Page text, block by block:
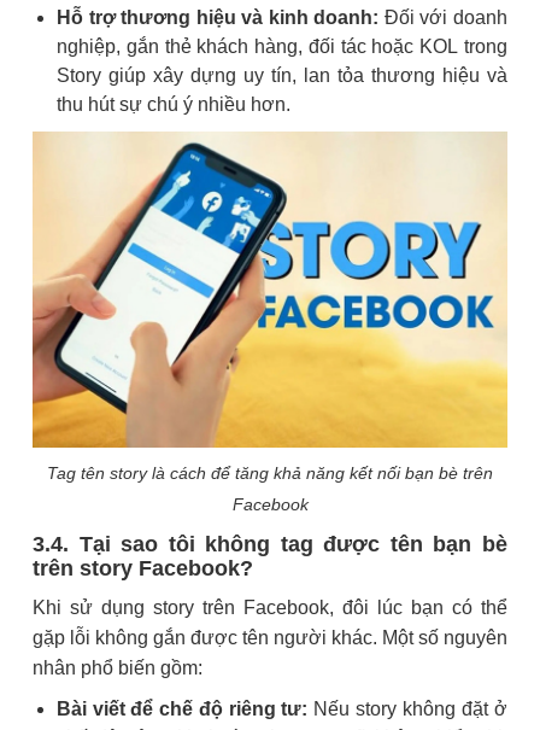
Hỗ trợ thương hiệu và kinh doanh: Đối với doanh
nghiệp, gắn thẻ khách hàng, đối tác hoặc KOL trong
Story giúp xây dựng uy tín, lan tỏa thương hiệu và
thu hút sự chú ý nhiều hơn.
Tag tên story là cách để tăng khả năng kết nối bạn bè trên
Facebook
3.4. Tại sao tôi không tag được tên bạn bè
trên story Facebook?
Khi sử dụng story trên Facebook, đôi lúc bạn có thể
gặp lỗi không gắn được tên người khác. Một số nguyên
nhân phổ biến gồm:
Bài viết để chế độ riêng tư: Nếu story không đặt ở